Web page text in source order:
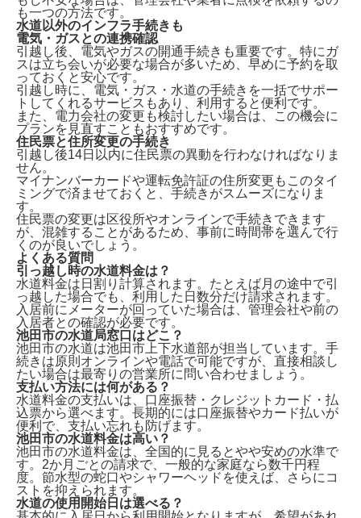
も一つの方法です。
水道以外のインフラ手続きも
電気・ガスとの連携確認
引越し後、電気やガスの開通手続きも重要です。特に ガ
スは立ち会いが必要な場合が多いため、早めに予約を取
っておくと安心です。
引越し時に、電気・ガス・水道の手続きを一括でサポー
トしてくれるサービスもあり、利用すると便利です。
また、電力会社の変更も検討したい場合は、この機会に
プランを見直すこともおすすめです。
住民票と住所変更の手続き
引越し後14日以内に住民票の異動を行わなければなりま
せん。
マイナンバーカードや運転免許証の住所変更もこのタイ
ミングで済ませておくと、手続きがスムーズになりま
す。
住民票の変更は区役所やオンラインで手続きできます
が、混雑することがあるため、事前に時間帯を選んで行
くのが良いでしょう。
よくある質問
引っ越し時の水道料金は？
水道料金は 日割り計算されます。たとえば月の途中で引
っ越した場合でも、利用した日数分だけ請求されます。
入居前にメーターが回っていた場合は、管理会社や前の
入居者との確認が必要です。
池田市の水道局窓口はどこ？
池田市の水道は池田市上下水道部が担当しています。手
続きは原則オンラインや電話で可能ですが、直接相談し
たい場合は最寄りの営業所に問い合わせましょう。
支払い方法には何がある？
水道料金の支払いは、 口座振替・クレジットカード・払
込票から選べます。長期的には口座振替やカード払いが
便利で、支払い忘れも防げます。
池田市の水道料金は高い？
池田市の水道料金は、全国的に見るとやや安めの水準で
す。2か月ごとの請求で、一般的な家庭なら数千円程
度。節水型の蛇口やシャワーヘッドを使えば、さらにコ
ストを抑えられます。
水道の使用開始日は選べる？